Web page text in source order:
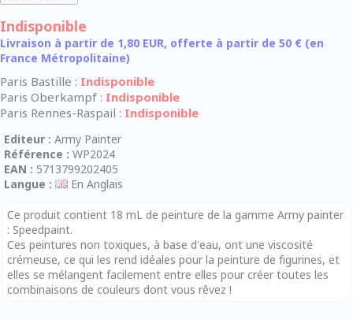
Indisponible
Livraison à partir de 1,80 EUR, offerte à partir de 50 € (en
France Métropolitaine)
Paris Bastille : Indisponible
Paris Oberkampf : Indisponible
Paris Rennes-Raspail : Indisponible
Editeur : Army Painter
Référence : WP2024
EAN : 5713799202405
Langue :
En Anglais
Ce produit contient 18 mL de peinture de la gamme Army painter
: Speedpaint.
Ces peintures non toxiques, à base d'eau, ont une viscosité
crémeuse, ce qui les rend idéales pour la peinture de figurines, et
elles se mélangent facilement entre elles pour créer toutes les
combinaisons de couleurs dont vous rêvez !